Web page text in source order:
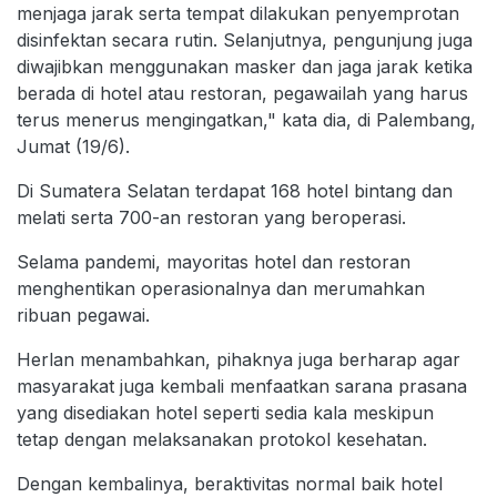
menjaga jarak serta tempat dilakukan penyemprotan
disinfektan secara rutin. Selanjutnya, pengunjung juga
diwajibkan menggunakan masker dan jaga jarak ketika
berada di hotel atau restoran, pegawailah yang harus
terus menerus mengingatkan," kata dia, di Palembang,
Jumat (19/6).
Di Sumatera Selatan terdapat 168 hotel bintang dan
melati serta 700-an restoran yang beroperasi.
Selama pandemi, mayoritas hotel dan restoran
menghentikan operasionalnya dan merumahkan
ribuan pegawai.
Herlan menambahkan, pihaknya juga berharap agar
masyarakat juga kembali menfaatkan sarana prasana
yang disediakan hotel seperti sedia kala meskipun
tetap dengan melaksanakan protokol kesehatan.
Dengan kembalinya, beraktivitas normal baik hotel